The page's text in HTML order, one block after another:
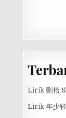
Lirik 刪拾
Lirik 年少